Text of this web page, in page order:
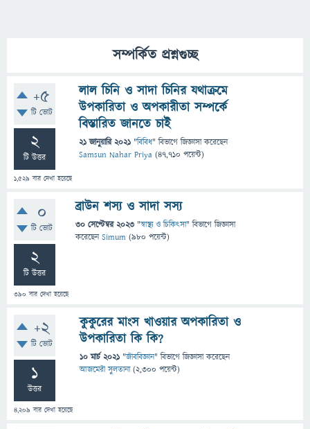
সম্পর্কিত প্রশ্নগুচ্ছ
+5
টি ভোট
2
টি উত্তর
1,529 বার দেখা হয়েছে
লাল চিনি ও সাদা চিনির যথাক্রমে
উপকারিতা ও অপকারীতা সম্পর্কে
বিস্তারিত জানতে চাই
21 জানুয়ারি 2021 "বিবিধ" বিভাগে জিজ্ঞাসাকরেছেন
Samsun Nahar Priya (47,710 পয়েন্ট)
0
টি ভোট
2
টি উত্তর
390 বার দেখা হয়েছে
ব্রাউন শস্য ও সাদা সস্য
30 সেপ্টেম্বর 2023 "স্বাস্থ্য ও চিকিৎসা" বিভাগে জিজ্ঞাসা
করেছেনSimum (980 পয়েন্ট)
+2
টি ভোট
1
উত্তর
4,209 বার দেখা হয়েছে
কুকুরের মাংস খাওয়ার অপকারিতা ও
উপকারিতা কি কি?
10 মার্চ 2021 "জীববিজ্ঞান" বিভাগে জিজ্ঞাসাকরেছেন
আজমেরী সুলতানা (2,300 পয়েন্ট)